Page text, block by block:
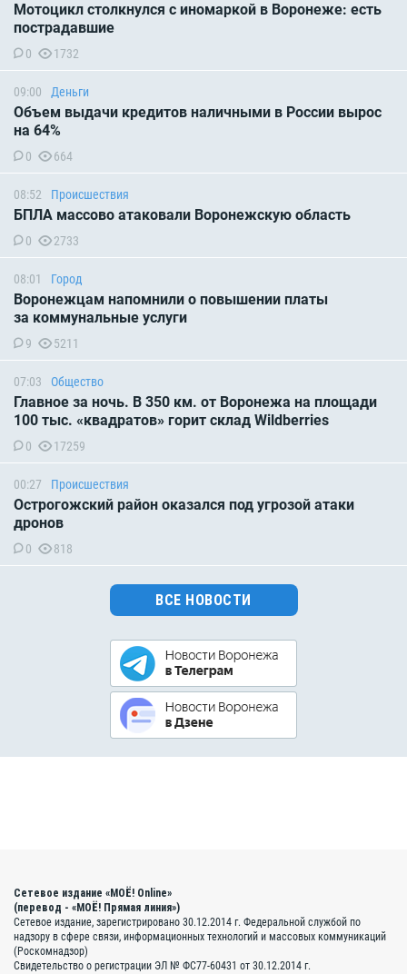
Мотоцикл столкнулся с иномаркой в Воронеже: есть
пострадавшие
0 1732
09:00 Деньги
Объем выдачи кредитов наличными в России вырос
на 64%
0 664
08:52 Происшествия
БПЛА массово атаковали Воронежскую область
0 2733
08:01 Город
Воронежцам напомнили о повышении платы
за коммунальные услуги
9 5211
07:03 Общество
Главное за ночь. В 350 км. от Воронежа на площади
100 тыс. «квадратов» горит склад Wildberries
0 17259
00:27 Происшествия
Острогожский район оказался под угрозой атаки
дронов
0 818
ВСЕ НОВОСТИ
Сетевое издание «МОЁ! Online»
(перевод - «МОЁ! Прямая линия»)
Сетевое издание, зарегистрировано 30.12.2014 г. Федеральной службой по
надзору в сфере связи, информационных технологий и массовых коммуникаций
(Роскомнадзор)
Свидетельство о регистрации ЭЛ № ФС77-60431 от 30.12.2014 г.